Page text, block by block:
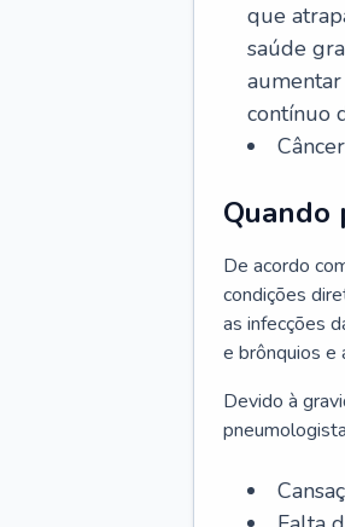
que
saúde
contínuo
Quando
De acordo
condições
as infecções
e brônquios e
Devido à